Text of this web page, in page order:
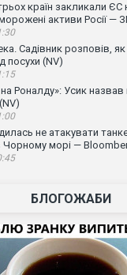
країн закликали ЄС
активи Росії —
Садівник розповів,
посухи (NV)
Роналду»: Усик
не атакувати
Чорному морі —
БЛОГОЖАБИ